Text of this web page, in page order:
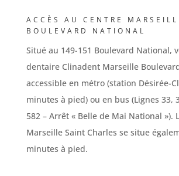
ACCÈS AU CENTRE
BOULEVARD NATIONAL
Situé au 149-151 Boulevard National,
dentaire Clinadent Marseille
accessible en métro (station Désirée-
minutes à pied) ou en bus (Lignes 33,
582 – Arrêt « Belle de Mai National »).
Marseille Saint Charles se situe
minutes à pied.